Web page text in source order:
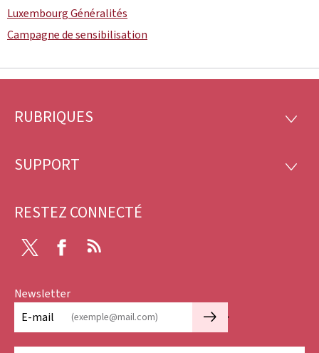
Luxembourg Généralités
Campagne de sensibilisation
Pied
page
RUBRIQUES
SUPPORT
RESTEZ CONNECTÉ
Facebook
Newsletter
E-mail
🡒